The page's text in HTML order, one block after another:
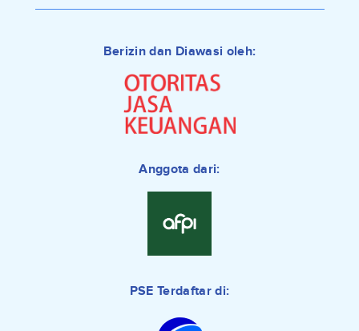
Berizin dan Diawasi oleh:
Anggota dari:
PSE Terdaftar di: